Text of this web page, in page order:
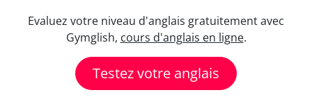
Evaluez votre niveau d'anglais gratuitement avec
Gymglish, cours d'anglais en ligne.
Testez votre anglais